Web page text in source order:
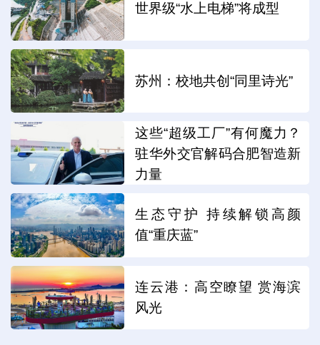
世界级“水上电梯”将成型
苏州：校地共创“同里诗光”
这些“超级工厂”有何魔力？
驻华外交官解码合肥智造新
力量
生态守护 持续解锁高颜
值“重庆蓝”
连云港：高空瞭望 赏海滨
风光